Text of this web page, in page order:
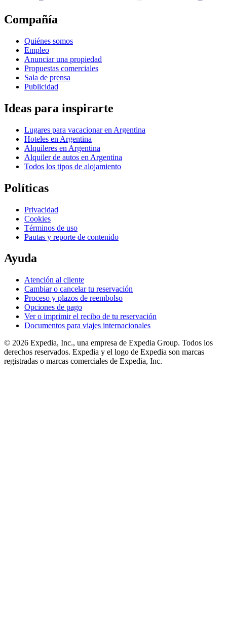
Compañía
Quiénes somos
Empleo
Anunciar una propiedad
Propuestas comerciales
Sala de prensa
Publicidad
Ideas para inspirarte
Lugares para vacacionar en Argentina
Hoteles en Argentina
Alquileres en Argentina
Alquiler de autos en Argentina
Todos los tipos de alojamiento
Políticas
Privacidad
Cookies
Términos de uso
Pautas y reporte de contenido
Ayuda
Atención al cliente
Cambiar o cancelar tu reservación
Proceso y plazos de reembolso
Opciones de pago
Ver o imprimir el recibo de tu reservación
Documentos para viajes internacionales
© 2026 Expedia, Inc., una empresa de Expedia Group. Todos los
derechos reservados. Expedia y el logo de Expedia son marcas
registradas o marcas comerciales de Expedia, Inc.